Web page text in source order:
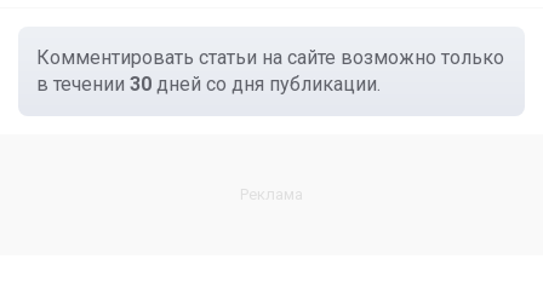
Комментировать статьи на сайте возможно только
в течении 30 дней со дня публикации.